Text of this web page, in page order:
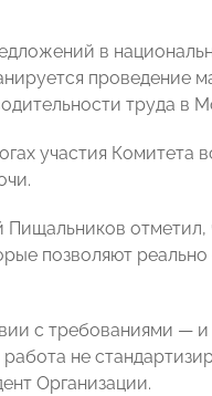
в
проведение
труда в
участия Комитета
отметил,
позволяют
с требованиями —
не
Организации.